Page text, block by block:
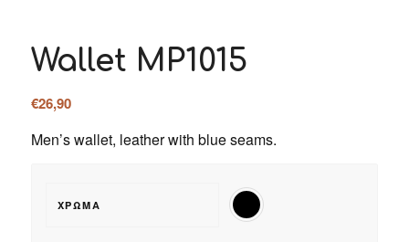
Wallet MP1015
€26,90
Men’s wallet, leather with blue seams.
ΧΡΏΜΑ